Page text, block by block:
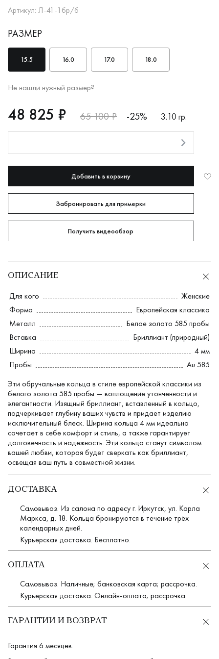
Артикул: Л-41-1бр/б
РАЗМЕР
15.5 16.0 17.0 18.0
Не нашли нужный размер?
RUB
48825
48 825 ₽ 65 100 ₽ -25%
3.10 гр.
Добавить в корзину
Забронировать для примерки
Получить видеообзор
ОПИСАНИЕ
Для кого
Женские
Форма
Европейская классика
Металл
Белое золото 585 пробы
Вставка
Бриллиант (природный)
Ширина
4 мм
Пробы
Au 585
Эти обручальные кольца в стиле европейской классики из
белого золота 585 пробы — воплощение утонченности и
элегантности. Изящный бриллиант, вставленный в кольцо,
подчеркивает глубину ваших чувств и придает изделию
исключительный блеск. Ширина кольца 4 мм идеально
сочетает в себе комфорт и стиль, а также гарантирует
долговечность и надежность. Эти кольца станут символом
вашей любви, которая будет сверкать как бриллиант,
освещая ваш путь в совместной жизни.
ДОСТАВКА
Самовывоз. Из салона по адресу г. Иркутск, ул. Карла
Маркса, д. 18. Кольца бронируются в течение трёх
календарных дней.
Курьерская доставка. Бесплатно.
ОПЛАТА
Самовывоз. Наличные; банковская карта; рассрочка.
Курьерская доставка. Онлайн-оплата; рассрочка.
ГАРАНТИИ И ВОЗВРАТ
Гарантия 6 месяцев.